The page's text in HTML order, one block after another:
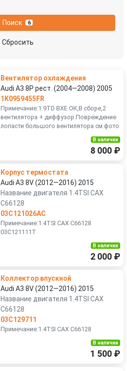
Поиск 6
Сбросить
Вентилятор охлаждения
Audi A3 8P рест. (2004—2008) 2005
1K0959455FR
Примечание:1.9TD BXE ОК,В сборе,2
вентилятора + диффузор.Повреждение
лопасти большого вентилятора см.фото
В наличии
8 000 ₽
Корпус термостата
Audi A3 8V (2012—2016) 2015
Название двигателя 1.4TSI CAX
C66128
03C121026AC
Примечание:1.4TSI CAX C66128
03C121111T
В наличии
2 000 ₽
Коллектор впускной
Audi A3 8V (2012—2016) 2015
Название двигателя 1.4TSI CAX
C66128
03C129711
Примечание:1.4TSI CAX C66128
В наличии
1 500 ₽